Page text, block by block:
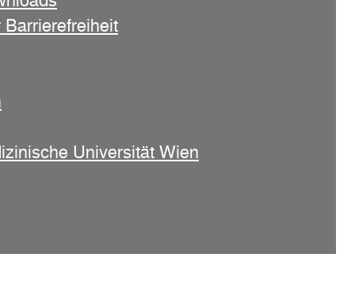
Barrierefreiheit
Universität Wien